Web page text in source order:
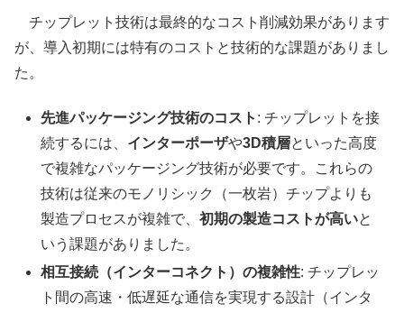
チップレット技術は最終的なコスト削減効果があります
が、導入初期には特有のコストと技術的な課題がありまし
た。
先進パッケージング技術のコスト : チップレットを接
続するには、 インターポーザや3D積層といった高度
で複雑なパッケージング技術が必要です。これらの
技術は従来のモノリシック（一枚岩）チップよりも
製造プロセスが複雑で、初期の製造コストが高いと
いう課題がありました。
相互接続（インターコネクト）の複雑性: チップレッ
ト間の高速・低遅延な通信を実現する設計（インタ